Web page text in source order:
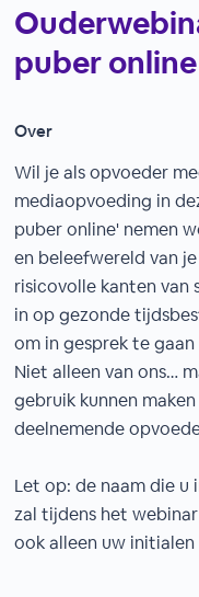
puber
Over
Wil je als opvoeder
mediaopvoeding in
puber online' nemen
en beleefwereld van
risicovolle kanten van
in op gezonde
om in gesprek te
Niet alleen van ons…
gebruik kunnen
deelnemende
Let op: de naam die
zal tijdens het
ook alleen uw initialen